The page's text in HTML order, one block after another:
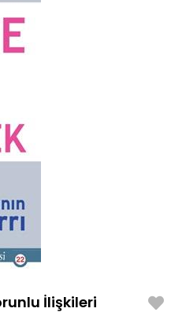
İlişkileri